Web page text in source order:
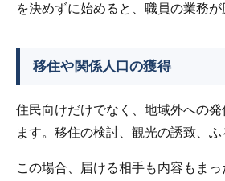
を決めずに始めると、職員の業務が
移住や関係人口の獲得
住民向けだけでなく、地域外への
ます。移住の検討、観光の誘致、ふ
この場合、届ける相手も内容もま